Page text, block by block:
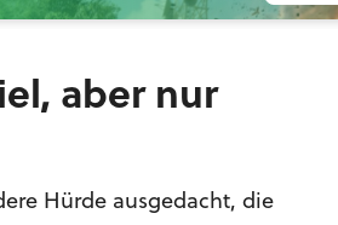
aber nur
Hürde ausgedacht, die